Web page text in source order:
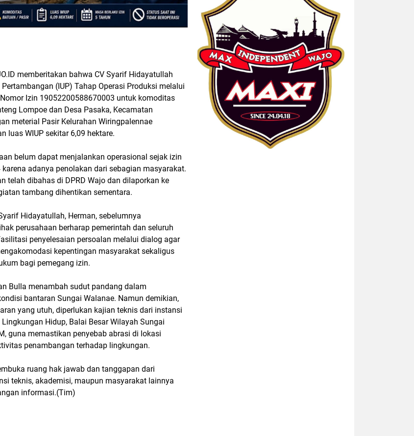
memberitakan bahwa CV Syarif Hidayatullah
(IUP) Tahap Operasi Produksi melalui
Izin 19052200588670003 untuk komoditas
Lompoe dan Desa Pasaka, Kecamatan
meterial Pasir Kelurahan Wiringpalennae
luas WIUP sekitar 6,09 hektare.
belum dapat menjalankan operasional sejak izin
adanya penolakan dari sebagian masyarakat.
telah dibahas di DPRD Wajo dan dilaporkan ke
tambang dihentikan sementara.
Hidayatullah, Herman, sebelumnya
perusahaan berharap pemerintah dan seluruh
penyelesaian persoalan melalui dialog agar
kepentingan masyarakat sekaligus
bagi pemegang izin.
Bulla menambah sudut pandang dalam
bantaran Sungai Walanae. Namun demikian,
yang utuh, diperlukan kajian teknis dari instansi
Hidup, Balai Besar Wilayah Sungai
guna memastikan penyebab abrasi di lokasi
penambangan terhadap lingkungan.
ruang hak jawab dan tanggapan dari
teknis, akademisi, maupun masyarakat lainnya
informasi.(Tim)